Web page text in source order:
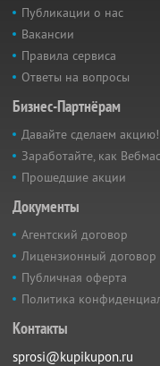
Публикации о нас
Вакансии
Правила сервиса
Ответы на вопросы
Бизнес-Партнёрам
Давайте сделаем акцию!
Заработайте, как
Прошедшие акции
Документы
Агентский договор
Лицензионный договор
Публичная оферта
Политика
Контакты
sprosi@kupikupon.ru